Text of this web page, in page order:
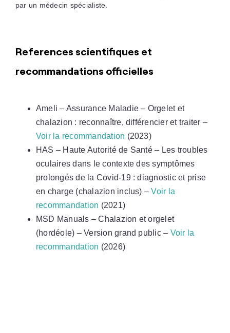
par un médecin spécialiste.
References scientifiques et
recommandations officielles
Ameli – Assurance Maladie – Orgelet et
chalazion : reconnaître, différencier et traiter –
Voir la recommandation (2023)
HAS – Haute Autorité de Santé – Les troubles
oculaires dans le contexte des symptômes
prolongés de la Covid-19 : diagnostic et prise
en charge (chalazion inclus) –Voir la
recommandation (2021)
MSD Manuals – Chalazion et orgelet
(hordéole) – Version grand public – Voir la
recommandation (2026)